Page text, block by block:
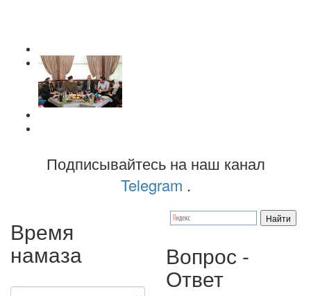
Подписывайтесь на наш канал
Telegram .
Время
намаза Вопрос -
Ответ